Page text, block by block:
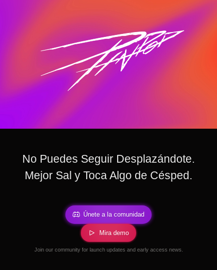
No Puedes Seguir Desplazándote.
Mejor Sal y Toca Algo de Césped.
Únete a la comunidad
Mira demo
Join our community for launch updates and early access news.